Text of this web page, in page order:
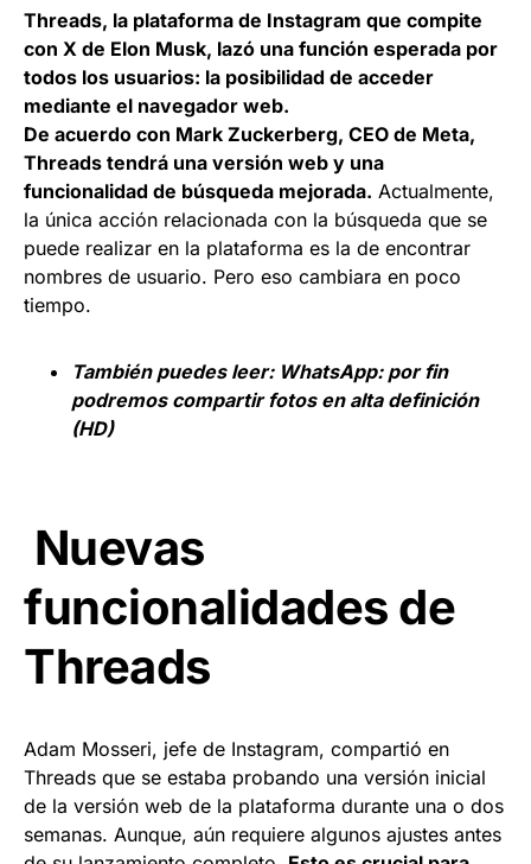
Threads, la plataforma de Instagram que compite
con X de Elon Musk, lazó una función esperada por
todos los usuarios: la posibilidad de acceder
mediante el navegador web.
De acuerdo con Mark Zuckerberg, CEO de Meta,
Threads tendrá una versión web y una
funcionalidad de búsqueda mejorada. Actualmente,
la única acción relacionada con la búsqueda que se
puede realizar en la plataforma es la de encontrar
nombres de usuario. Pero eso cambiara en poco
tiempo.
También puedes leer: WhatsApp: por fin
podremos compartir fotos en alta definición
(HD)
Nuevas
funcionalidades de
Threads
Adam Mosseri, jefe de Instagram, compartió en
Threads que se estaba probando una versión inicial
de la versión web de la plataforma durante una o dos
semanas. Aunque, aún requiere algunos ajustes antes